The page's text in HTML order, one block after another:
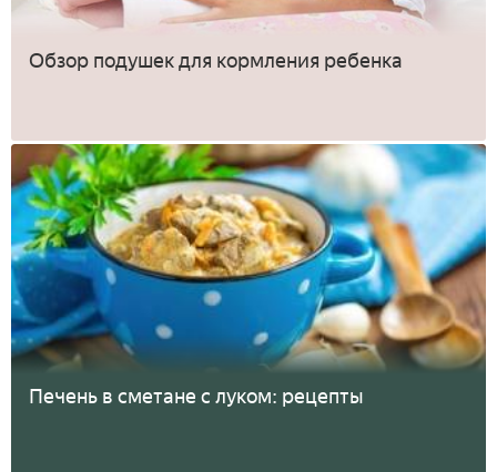
Обзор подушек для кормления ребенка
Печень в сметане с луком: рецепты